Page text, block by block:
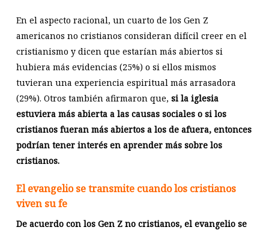
En el aspecto racional, un cuarto de los Gen Z
americanos no cristianos consideran difícil creer en el
cristianismo y dicen que estarían más abiertos si
hubiera más evidencias (25%) o si ellos mismos
tuvieran una experiencia espiritual más arrasadora
(29%). Otros también afirmaron que, si la iglesia
estuviera más abierta a las causas sociales o si los
cristianos fueran más abiertos a los de afuera, entonces
podrían tener interés en aprender más sobre los
cristianos.
El evangelio se transmite cuando los cristianos
viven su fe
De acuerdo con los Gen Z no cristianos, el evangelio se